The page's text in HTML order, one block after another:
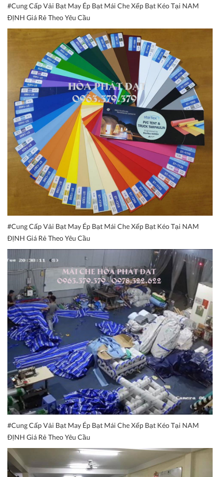
#Cung Cấp Vải Bạt May Ép Bạt Mái Che Xếp Bạt Kéo Tại NAM
ĐỊNH Giá Rẻ Theo Yêu Cầu
#Cung Cấp Vải Bạt May Ép Bạt Mái Che Xếp Bạt Kéo Tại NAM
ĐỊNH Giá Rẻ Theo Yêu Cầu
#Cung Cấp Vải Bạt May Ép Bạt Mái Che Xếp Bạt Kéo Tại NAM
ĐỊNH Giá Rẻ Theo Yêu Cầu